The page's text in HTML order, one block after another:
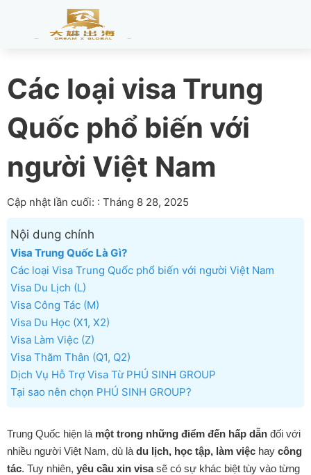
Các loại visa Trung
Quốc phổ biến với
người Việt Nam
Cập nhật lần cuối: : Tháng 8 28, 2025
Nội dung chính
Visa Trung Quốc Là Gì?
Các loại Visa Trung Quốc phổ biến với người Việt Nam
Visa Du Lịch (L)
Visa Công Tác (M)
Visa Du Học (X1, X2)
Visa Làm Việc (Z)
Visa Thăm Thân (Q1, Q2)
Dịch Vụ Hỗ Trợ Visa Từ PHÚ SINH GROUP
Tại sao nên chọn PHÚ SINH GROUP?
Trung Quốc hiện là một trong những điểm đến hấp dẫn đối với
nhiều người Việt Nam, dù là du lịch, học tập, làm việc hay công
tác. Tuy nhiên, yêu cầu xin visasẽ có sự khác biệt tùy vào từng